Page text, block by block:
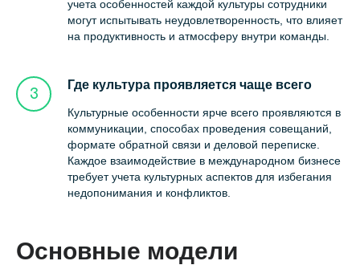
учета особенностей каждой культуры сотрудники
могут испытывать неудовлетворенность, что влияет
на продуктивность и атмосферу внутри команды.
Где культура проявляется чаще всего
Культурные особенности ярче всего проявляются в
коммуникации, способах проведения совещаний,
формате обратной связи и деловой переписке.
Каждое взаимодействие в международном бизнесе
требует учета культурных аспектов для избегания
недопонимания и конфликтов.
Основные модели